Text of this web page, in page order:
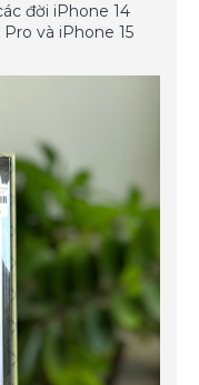
đời iPhone 14
và iPhone 15